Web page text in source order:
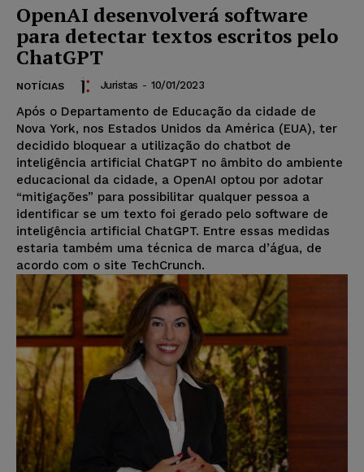
OpenAI desenvolverá software
para detectar textos escritos pelo
ChatGPT
NOTÍCIAS Juristas - 10/01/2023
Após o Departamento de Educação da cidade de
Nova York, nos Estados Unidos da América (EUA), ter
decidido bloquear a utilização do chatbot de
inteligência artificial ChatGPT no âmbito do ambiente
educacional da cidade, a OpenAI optou por adotar
“mitigações” para possibilitar qualquer pessoa a
identificar se um texto foi gerado pelo software de
inteligência artificial ChatGPT. Entre essas medidas
estaria também uma técnica de marca d’água, de
acordo com o site TechCrunch.